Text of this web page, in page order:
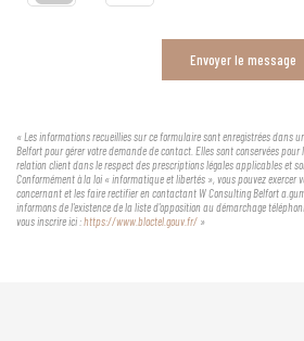
Envoyer le message
« Les informations recueillies sur ce formulaire sont enregistrées dans
Belfort pour gérer votre demande de contact. Elles sont conservées
relation client dans le respect des prescriptions légales applicables et
Conformément à la loi « informatique et libertés », vous pouvez exercer
concernant et les faire rectifier en contactant W Consulting Belfort
informons de l'existence de la liste d'opposition au démarchage
vous inscrire ici :https://www.bloctel.gouv.fr/ »